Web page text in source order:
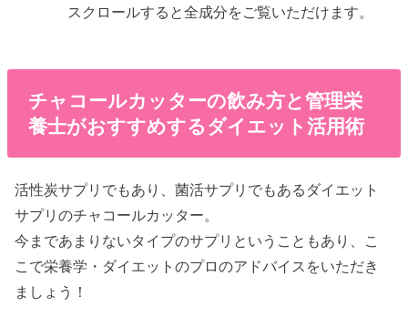
・海藻類
・ごま
・大豆
・バナナ
・りんご
・酵母ペプチド
・キダチアロエ末
・コレウスフォルスコーリ末
・チオクト酸
・乳酸菌(殺菌)
スクロールすると全成分をご覧いただけます。
チャコールカッターの飲み方と管理栄
養士がおすすめするダイエット活用術
活性炭サプリでもあり、菌活サプリでもあるダイエット
サプリのチャコールカッター。
今まであまりないタイプのサプリということもあり、こ
こで栄養学・ダイエットのプロのアドバイスをいただき
ましょう！